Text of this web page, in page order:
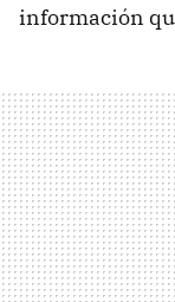
información